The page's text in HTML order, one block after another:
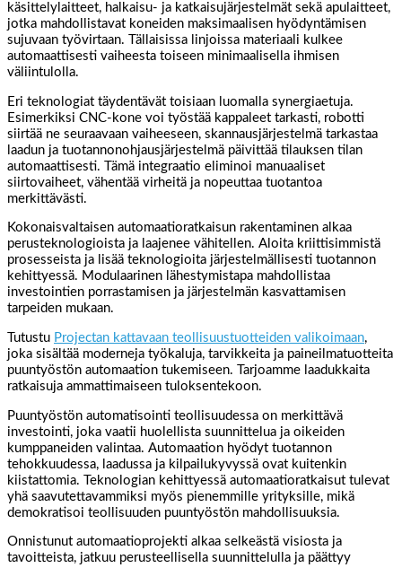
käsittelylaitteet, halkaisu- ja katkaisujärjestelmät sekä apulaitteet,
jotka mahdollistavat koneiden maksimaalisen hyödyntämisen
sujuvaan työvirtaan. Tällaisissa linjoissa materiaali kulkee
automaattisesti vaiheesta toiseen minimaalisella ihmisen
väliintulolla.
Eri teknologiat täydentävät toisiaan luomalla synergiaetuja.
Esimerkiksi CNC-kone voi työstää kappaleet tarkasti, robotti
siirtää ne seuraavaan vaiheeseen, skannausjärjestelmä tarkastaa
laadun ja tuotannonohjausjärjestelmä päivittää tilauksen tilan
automaattisesti. Tämä integraatio eliminoi manuaaliset
siirtovaiheet, vähentää virheitä ja nopeuttaa tuotantoa
merkittävästi.
Kokonaisvaltaisen automaatioratkaisun rakentaminen alkaa
perusteknologioista ja laajenee vähitellen. Aloita kriittisimmistä
prosesseista ja lisää teknologioita järjestelmällisesti tuotannon
kehittyessä. Modulaarinen lähestymistapa mahdollistaa
investointien porrastamisen ja järjestelmän kasvattamisen
tarpeiden mukaan.
Tutustu Projectan kattavaan teollisuustuotteiden valikoimaan,
joka sisältää moderneja työkaluja, tarvikkeita ja paineilmatuotteita
puuntyöstön automaation tukemiseen. Tarjoamme laadukkaita
ratkaisuja ammattimaiseen tuloksentekoon.
Puuntyöstön automatisointi teollisuudessa on merkittävä
investointi, joka vaatii huolellista suunnittelua ja oikeiden
kumppaneiden valintaa. Automaation hyödyt tuotannon
tehokkuudessa, laadussa ja kilpailukyvyssä ovat kuitenkin
kiistattomia. Teknologian kehittyessä automaatioratkaisut tulevat
yhä saavutettavammiksi myös pienemmille yrityksille, mikä
demokratisoi teollisuuden puuntyöstön mahdollisuuksia.
Onnistunut automaatioprojekti alkaa selkeästä visiosta ja
tavoitteista, jatkuu perusteellisella suunnittelulla ja päättyy